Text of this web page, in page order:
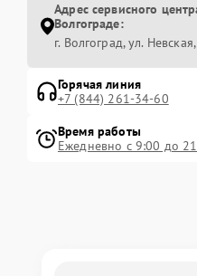
Адрес сервисного
Волгограде:
г. Волгоград, ул.
Горячая линия
+7 (844) 261-34-60
Время работы
Ежедневно с 9:00 до